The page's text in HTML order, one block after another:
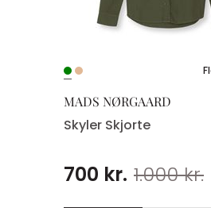
MADS NØRGAARD
Skyler Skjorte
700 kr. 1.000 kr.